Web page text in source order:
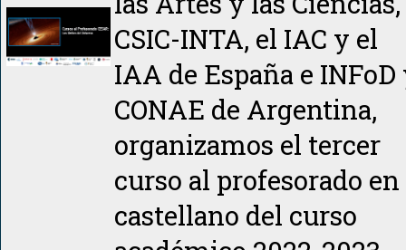
CSIC-INTA, el IAC y el
IAA de España e INFoD
CONAE de Argentina,
organizamos el tercer
curso al profesorado en
castellano del curso